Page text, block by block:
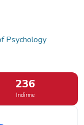
Psychology
236
İndirme